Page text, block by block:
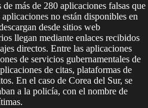
más de 280 aplicaciones falsas que
no están disponibles en
desde sitios web
llegan mediante enlaces recibidos
directos. Entre las aplicaciones
de servicios gubernamentales de
de citas, plataformas de
En el caso de Corea del Sur, se
a la policía, con el nombre de